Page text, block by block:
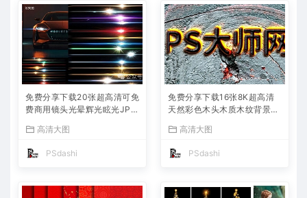
免费分享下载20张超高清可免
费商用镜头光晕辉光眩光JPG
影后期合成叠加溶图PS设计
师背景lrc模板
高清大图
PSdashi
免费分享下载16张8K超高清
天然彩色木头木质木纹背景纹
素材图片壁纸ps平面设计后期
海报模板绘画木痕包
高清大图
PSdashi